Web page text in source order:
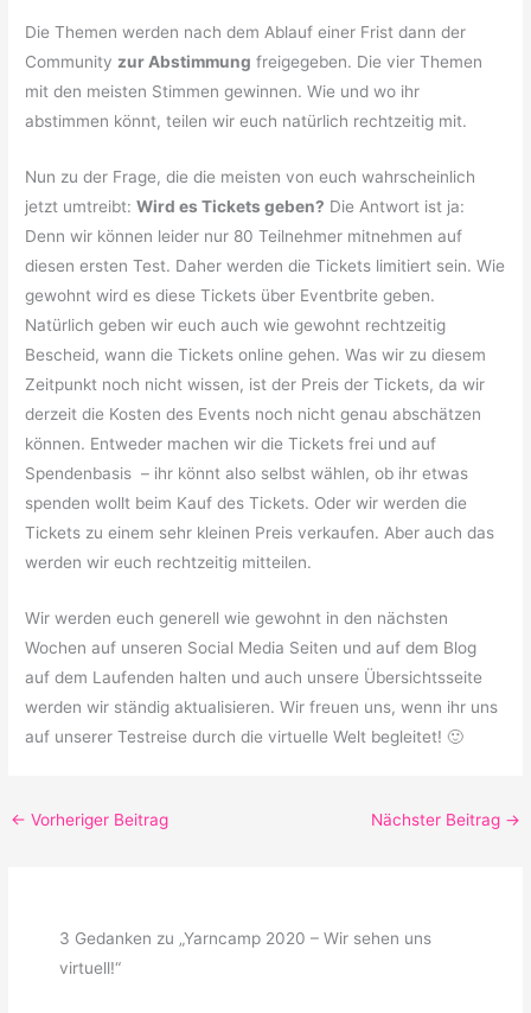
Die Themen werden nach dem Ablauf einer Frist dann der
Community zur Abstimmung freigegeben. Die vier Themen
mit den meisten Stimmen gewinnen. Wie und wo ihr
abstimmen könnt, teilen wir euch natürlich rechtzeitig mit.
Nun zu der Frage, die die meisten von euch wahrscheinlich
jetzt umtreibt:Wird es Tickets geben? Die Antwort ist ja:
Denn wir können leider nur 80 Teilnehmer mitnehmen auf
diesen ersten Test. Daher werden die Tickets limitiert sein. Wie
gewohnt wird es diese Tickets über Eventbrite geben.
Natürlich geben wir euch auch wie gewohnt rechtzeitig
Bescheid, wann die Tickets online gehen. Was wir zu diesem
Zeitpunkt noch nicht wissen, ist der Preis der Tickets, da wir
derzeit die Kosten des Events noch nicht genau abschätzen
können. Entweder machen wir die Tickets frei und auf
Spendenbasis – ihr könnt also selbst wählen, ob ihr etwas
spenden wollt beim Kauf des Tickets. Oder wir werden die
Tickets zu einem sehr kleinen Preis verkaufen. Aber auch das
werden wir euch rechtzeitig mitteilen.
Wir werden euch generell wie gewohnt in den nächsten
Wochen auf unseren Social Media Seiten und auf dem Blog
auf dem Laufenden halten und auch unsere Übersichtsseite
werden wir ständig aktualisieren. Wir freuen uns, wenn ihr uns
auf unserer Testreise durch die virtuelle Welt begleitet! 🙂
← Vorheriger Beitrag Nächster Beitrag →
3 Gedanken zu „Yarncamp 2020 – Wir sehen uns
virtuell!“